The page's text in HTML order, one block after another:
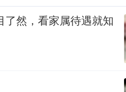
然，看家属待遇就知